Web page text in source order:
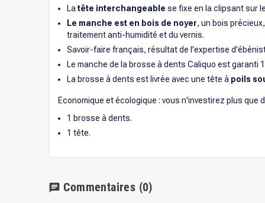
La tête interchangeable se fixe en la clipsant sur
Le manche est en bois de noyer, un bois
traitement anti-humidité et du vernis.
Savoir-faire français, résultat de l'expertise
Le manche de la brosse à dents Caliquo est garanti
La brosse à dents est livrée avec une tête à poils
Economique et écologique : vous n'investirez plus que
1 brosse à dents.
1 tête.
chat Commentaires (0)